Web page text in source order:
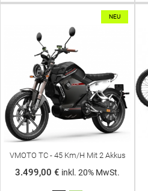
NEU
VMOTO TC - 45 Km/h Mit 2 Akkus
3.499,00 € inkl. 20% MwSt.